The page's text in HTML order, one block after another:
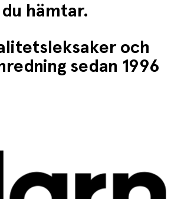
hämtar.
och
sedan 1996